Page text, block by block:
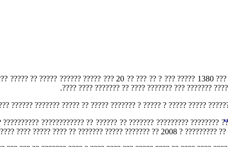
????? ???? ? ???????? ????? ????? ????????? ????? ? ??????? ?
????? ?? ????? ??? ???? ???? ????? ?????
??????? ??? ?? ?????????? ????? ????? ? ????? ? ??????? ?????
2008 ? ????????? ?? ??